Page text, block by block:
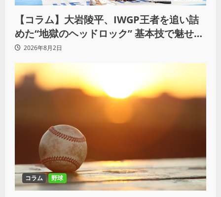
【コラム】大岩陵平、IWGP王者を追い詰
めた“地獄のヘッドロック” 基本技で魅せた
G1の新たな衝撃
2026年8月2日
コラム 野球